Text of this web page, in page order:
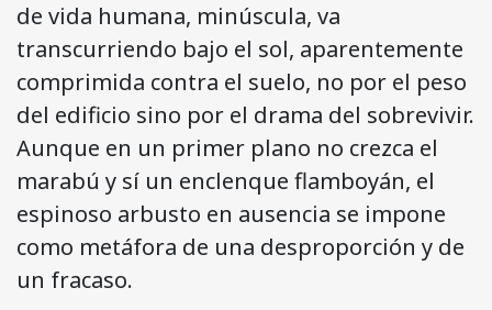
de vida humana, minúscula, va
transcurriendo bajo el sol, aparentemente
comprimida contra el suelo, no por el peso
del edificio sino por el drama del sobrevivir.
Aunque en un primer plano no crezca el
marabú y sí un enclenque flamboyán, el
espinoso arbusto en ausencia se impone
como metáfora de una desproporción y de
un fracaso.